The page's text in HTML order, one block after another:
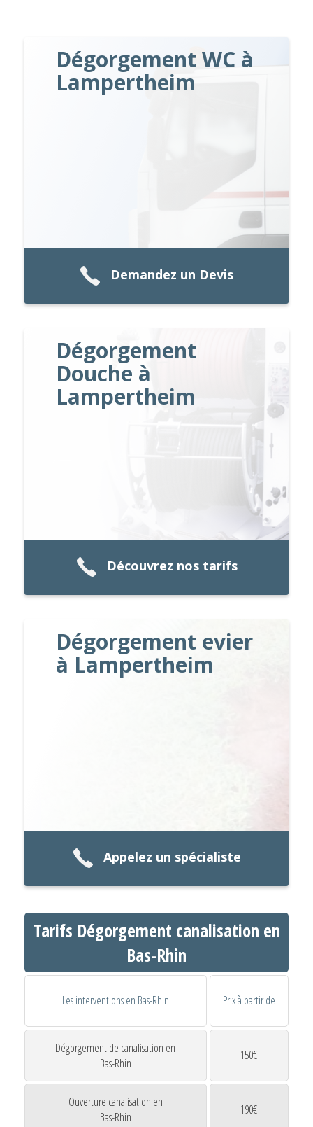
Dégorgement WC à
Lampertheim
Demandez un Devis
Dégorgement
Douche à
Lampertheim
Découvrez nos tarifs
Dégorgement evier
à Lampertheim
Appelez un spécialiste
Tarifs Dégorgement canalisation en
Bas-Rhin
Les interventions en Bas-Rhin Prix à partir de
Dégorgement de canalisation en
Bas-Rhin
150€
Ouverture canalisation en
Bas-Rhin
190€